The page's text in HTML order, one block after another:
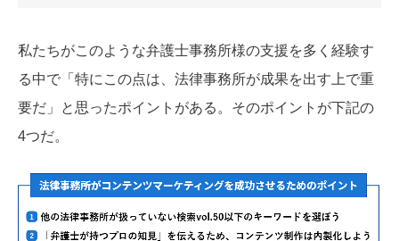
私たちがこのような弁護士事務所様の支援を多く経験す
る中で「特にこの点は、法律事務所が成果を出す上で重
要だ」と思ったポイントがある。そのポイントが下記の
4つだ。